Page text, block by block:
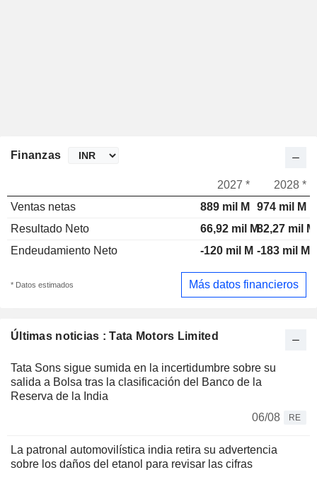
Últimas noticias : Tata Motors Limited
Tata Sons sigue sumida en la incertidumbre sobre su
salida a Bolsa tras la clasificación del Banco de la
Reserva de la India
06/08
RE
La patronal automovilística india retira su advertencia
sobre los daños del etanol para revisar las cifras
Finanzas
2027 *
2028 *
Ventas netas
889 mil M
974 mil M
Resultado Neto
66,92 mil M82,27 mil M
Endeudamiento Neto
-120 mil M -183 mil M
* Datos estimados Más datos financieros